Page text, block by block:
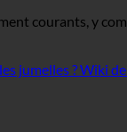
courants, y
jumelles ?Wiki